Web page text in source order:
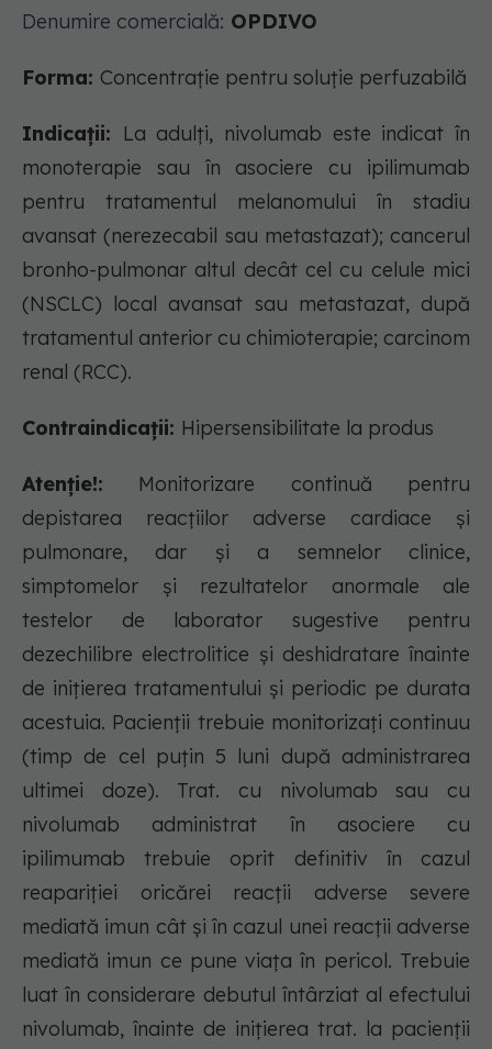
Denumire comercială: OPDIVO
Forma: Concentrație pentru soluție perfuzabilă
Indicații:
La adulți, nivolumab este indicat în
monoterapie sau în asociere cu ipilimumab
pentru tratamentul melanomului în stadiu
avansat (nerezecabil sau metastazat); cancerul
bronho-pulmonar altul decât cel cu celule mici
(NSCLC) local avansat sau metastazat, după
tratamentul anterior cu chimioterapie; carcinom
renal (RCC).
Contraindicații: Hipersensibilitate la produs
Atenție!: Monitorizare continuă pentru
depistarea reacțiilor adverse cardiace și
pulmonare, dar și a semnelor clinice,
simptomelor și rezultatelor anormale ale
testelor de laborator sugestive pentru
dezechilibre electrolitice și deshidratare înainte
de inițierea tratamentului și periodic pe durata
acestuia. Pacienții trebuie monitorizați continuu
(timp de cel puțin 5 luni după administrarea
ultimei doze). Trat. cu nivolumab sau cu
nivolumab administrat în asociere cu
ipilimumab trebuie oprit definitiv în cazul
reapariției oricărei reacții adverse severe
mediată imun cât și în cazul unei reacții adverse
mediată imun ce pune viața în pericol. Trebuie
luat în considerare debutul întârziat al efectului
nivolumab, înainte de inițierea trat. la pacienții